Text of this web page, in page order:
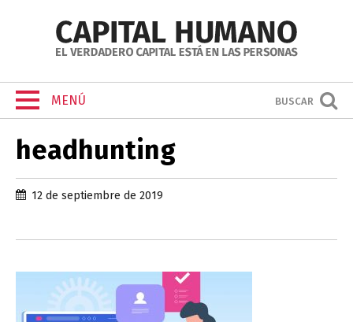
MENÚ BUSCAR
headhunting
12 de septiembre de 2019